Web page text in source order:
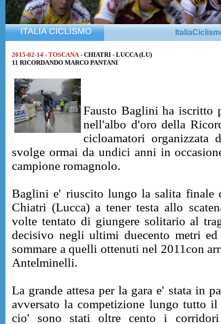
ITALIA CICLISMO
2015-02-14 - TOSCANA - CHIATRI - LUCCA (LU)
11 RICORDANDO MARCO PANTANI
Fausto Baglini ha iscritto
nell'albo d'oro della
cicloamatori organizzata
svolge ormai da undici anni in
campione romagnolo.
Baglini e' riuscito lungo la salita finale
Chiatri (Lucca) a tener testa allo
volte tentato di giungere solitario al
decisivo negli ultimi duecento metri
sommare a quelli ottenuti nel 2011con
Antelminelli.
La grande attesa per la gara e' stata in
avversato la competizione lungo tutto
cio' sono stati oltre cento i